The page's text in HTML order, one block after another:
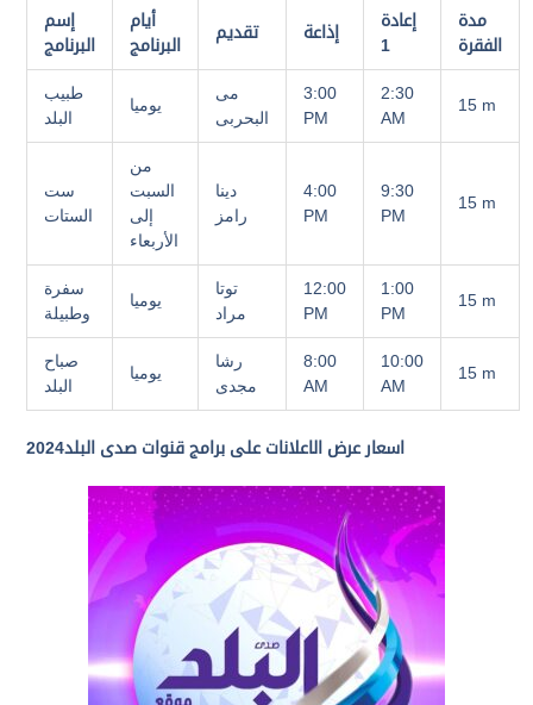
إسم
البرنامج
أيام
البرنامج
تقديم إذاعة
إعادة
1
مدة
الفقرة
طبيب
البلد
يوميا
مى
البحربى
3:00
PM
2:30
AM
15 m
ست
الستات
من
السبت
إلى
الأربعاء
دينا
رامز
4:00
PM
9:30
PM
15 m
سفرة
وطبيلة
يوميا
توتا
مراد
12:00
PM
1:00
PM
15 m
صباح
البلد
يوميا
رشا
مجدى
8:00
AM
10:00
AM
15 m
اسعار عرض الاعلانات على برامج قنوات صدى البلد2024